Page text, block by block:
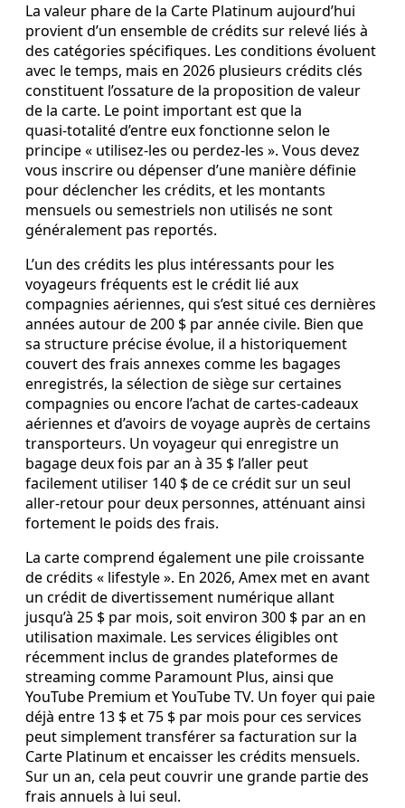
La valeur phare de la Carte Platinum aujourd’hui
provient d’un ensemble de crédits sur relevé liés à
des catégories spécifiques. Les conditions évoluent
avec le temps, mais en 2026 plusieurs crédits clés
constituent l’ossature de la proposition de valeur
de la carte. Le point important est que la
quasi‑totalité d’entre eux fonctionne selon le
principe « utilisez‑les ou perdez‑les ». Vous devez
vous inscrire ou dépenser d’une manière définie
pour déclencher les crédits, et les montants
mensuels ou semestriels non utilisés ne sont
généralement pas reportés.
L’un des crédits les plus intéressants pour les
voyageurs fréquents est le crédit lié aux
compagnies aériennes, qui s’est situé ces dernières
années autour de 200 $ par année civile. Bien que
sa structure précise évolue, il a historiquement
couvert des frais annexes comme les bagages
enregistrés, la sélection de siège sur certaines
compagnies ou encore l’achat de cartes‑cadeaux
aériennes et d’avoirs de voyage auprès de certains
transporteurs. Un voyageur qui enregistre un
bagage deux fois par an à 35 $ l’aller peut
facilement utiliser 140 $ de ce crédit sur un seul
aller‑retour pour deux personnes, atténuant ainsi
fortement le poids des frais.
La carte comprend également une pile croissante
de crédits « lifestyle ». En 2026, Amex met en avant
un crédit de divertissement numérique allant
jusqu’à 25 $ par mois, soit environ 300 $ par an en
utilisation maximale. Les services éligibles ont
récemment inclus de grandes plateformes de
streaming comme Paramount Plus, ainsi que
YouTube Premium et YouTube TV. Un foyer qui paie
déjà entre 13 $ et 75 $ par mois pour ces services
peut simplement transférer sa facturation sur la
Carte Platinum et encaisser les crédits mensuels.
Sur un an, cela peut couvrir une grande partie des
frais annuels à lui seul.